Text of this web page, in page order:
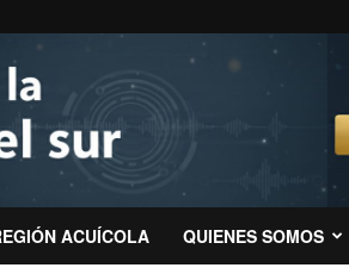
ACUÍCOLA QUIENES SOMOS